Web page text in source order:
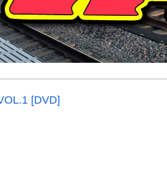
[DVD]